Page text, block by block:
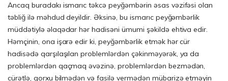
Ancaq buradakı ismarıc təkcə peyğəmbərin əsas vəzifəsi olan
təbliğ ilə məhdud deyildir. Əksinə, bu ismarıc peyğəmbərlik
müddətiylə əlaqədar hər hadisəni ümumi şəkildə ehtiva edir.
Həmçinin, ona işarə edir ki, peyğəmbərlik etmək hər cür
hadisədə qarşılaşılan problemlərdən çəkinməyərək, ya da
problemlərdən qaçmaq əvəzinə, problemlərdən bezmədən,
cürətlə, qorxu bilmədən və fasilə vermədən mübarizə etməyin